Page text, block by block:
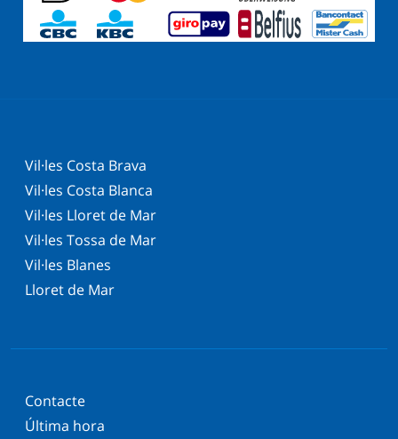
Vil·les Costa Brava
Vil·les Costa Blanca
Vil·les Lloret de Mar
Vil·les Tossa de Mar
Vil·les Blanes
Lloret de Mar
Contacte
Última hora